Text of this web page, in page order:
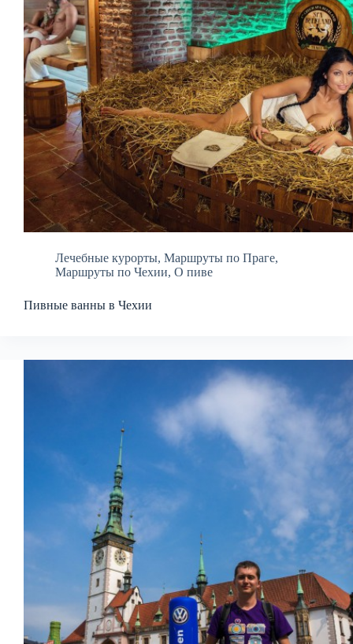
Лечебные курорты, Маршруты по Праге,
Маршруты по Чехии, О пиве
Пивные ванны в Чехии